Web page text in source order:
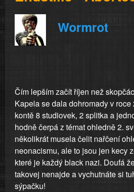
Wormrot
Čím lepším začít říjen než
Kapela se dala dohromady v
kontě 8 studiovek, 2 splitka a
hodně čerpá z témat ohledně 2.
několikrát musela čelit nařčení
neonacismu, ale to jsou jen kecy
které je každý black nazi. Doufá
takovej nenajde a vychutnáte si
sýpačku!